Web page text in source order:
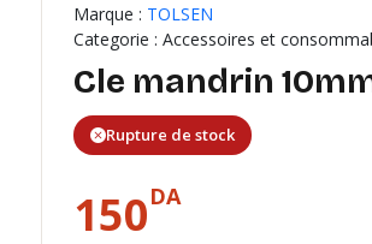
Marque : TOLSEN
Categorie : Accessoires et
Cle mandrin
Rupture de stock
150DA